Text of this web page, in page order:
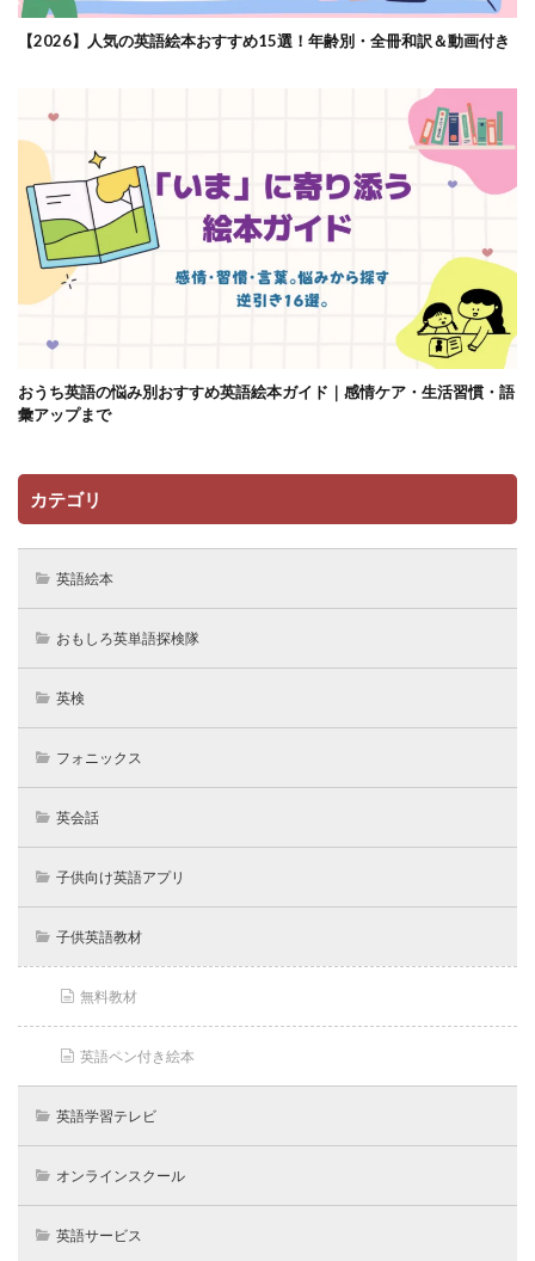
【2026】人気の英語絵本おすすめ15選！年齢別・全冊和訳＆動画付き
おうち英語の悩み別おすすめ英語絵本ガイド｜感情ケア・生活習慣・語
彙アップまで
カテゴリ
英語絵本
おもしろ英単語探検隊
英検
フォニックス
英会話
子供向け英語アプリ
子供英語教材
無料教材
英語ペン付き絵本
英語学習テレビ
オンラインスクール
英語サービス